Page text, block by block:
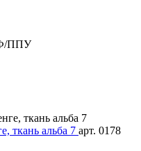
ППУ
ткань альба 7 арт. 0178